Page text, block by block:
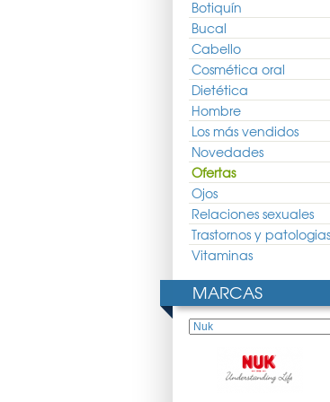
Botiquín
Bucal
Cabello
Cosmética oral
Dietética
Hombre
Los más vendidos
Novedades
Ofertas
Ojos
Relaciones sexuales
Trastornos y patologias
Vitaminas
MARCAS
Nuk Chupete Dia Latex T3
4.84 €
T1
5.41 €